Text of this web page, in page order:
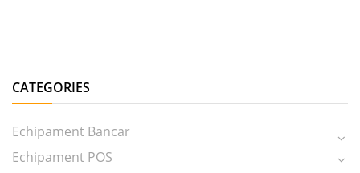
CATEGORIES
Echipament Bancar
Echipament POS